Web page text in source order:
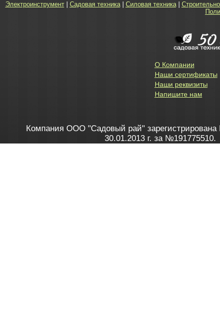
Электроинструмент| Садовая техника| Силовая техника|
О Компании
Наши сертификаты
Наши реквизиты
Напишите нам
Компания ООО "Садовый рай" зарегистрирована
30.01.2013 г. за №191775510.